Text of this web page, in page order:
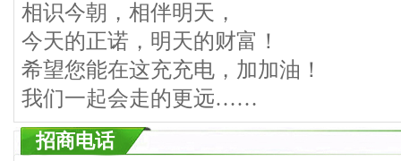
相识今朝，相伴明天，
今天的正诺，明天的财富！
希望您能在这充充电，加加油！
我们一起会走的更远……
招商电话